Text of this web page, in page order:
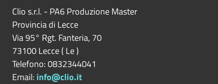
Clio s.r.l. - PA6 Produzione Master
Provincia di Lecce
Via 95° Rgt. Fanteria, 70
73100Lecce( Le)
Telefono: 0832344041
Email: info@clio.it